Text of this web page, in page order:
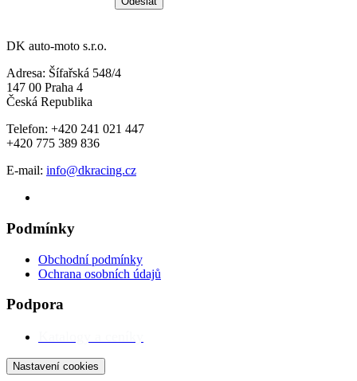
DK auto-moto s.r.o.
Adresa: Šífařská 548/4
147 00 Praha 4
Česká Republika
Telefon: +420 241 021 447
+420 775 389 836
E-mail: info@dkracing.cz
Podmínky
Obchodní podmínky
Ochrana osobních údajů
Podpora
Nastavení cookies